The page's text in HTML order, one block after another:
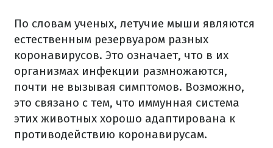
По словам ученых, летучие мыши являются
естественным резервуаром разных
коронавирусов. Это означает, что в их
организмах инфекции размножаются,
почти не вызывая симптомов. Возможно,
это связано с тем, что иммунная система
этих животных хорошо адаптирована к
противодействию коронавирусам.